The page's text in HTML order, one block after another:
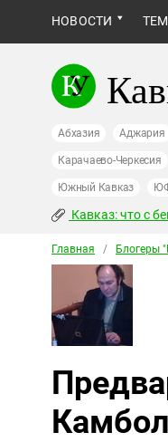
НОВОСТИ
Абхазия Аджария
Карачаево-Черкесия
Южный Кавказ
Кавказ: что с
Главная / Блогеры